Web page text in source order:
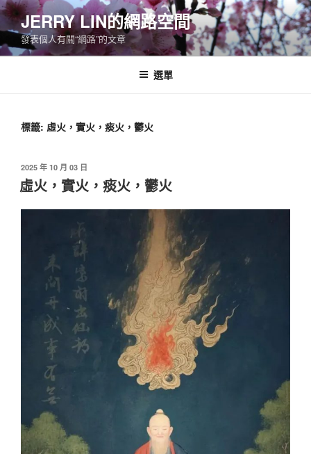
跳
至
主
要
JERRY LIN的網路空間
發表個人有關“網路”的文章
選單
標籤: 虛火，實火，痰火，鬱火
發
佈
於
2025 年 10 月 03 日
虛火，實火，痰火，鬱火